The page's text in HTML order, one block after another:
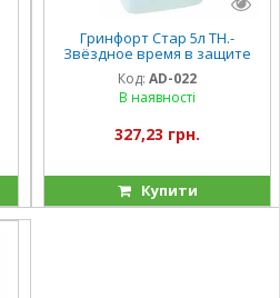
Гринфорт Стар 5л TH.-
Звёздное время в защите
семян ( пшеница, ячмень)
Код: AD-022
В наявності
327,23 грн.
Купити